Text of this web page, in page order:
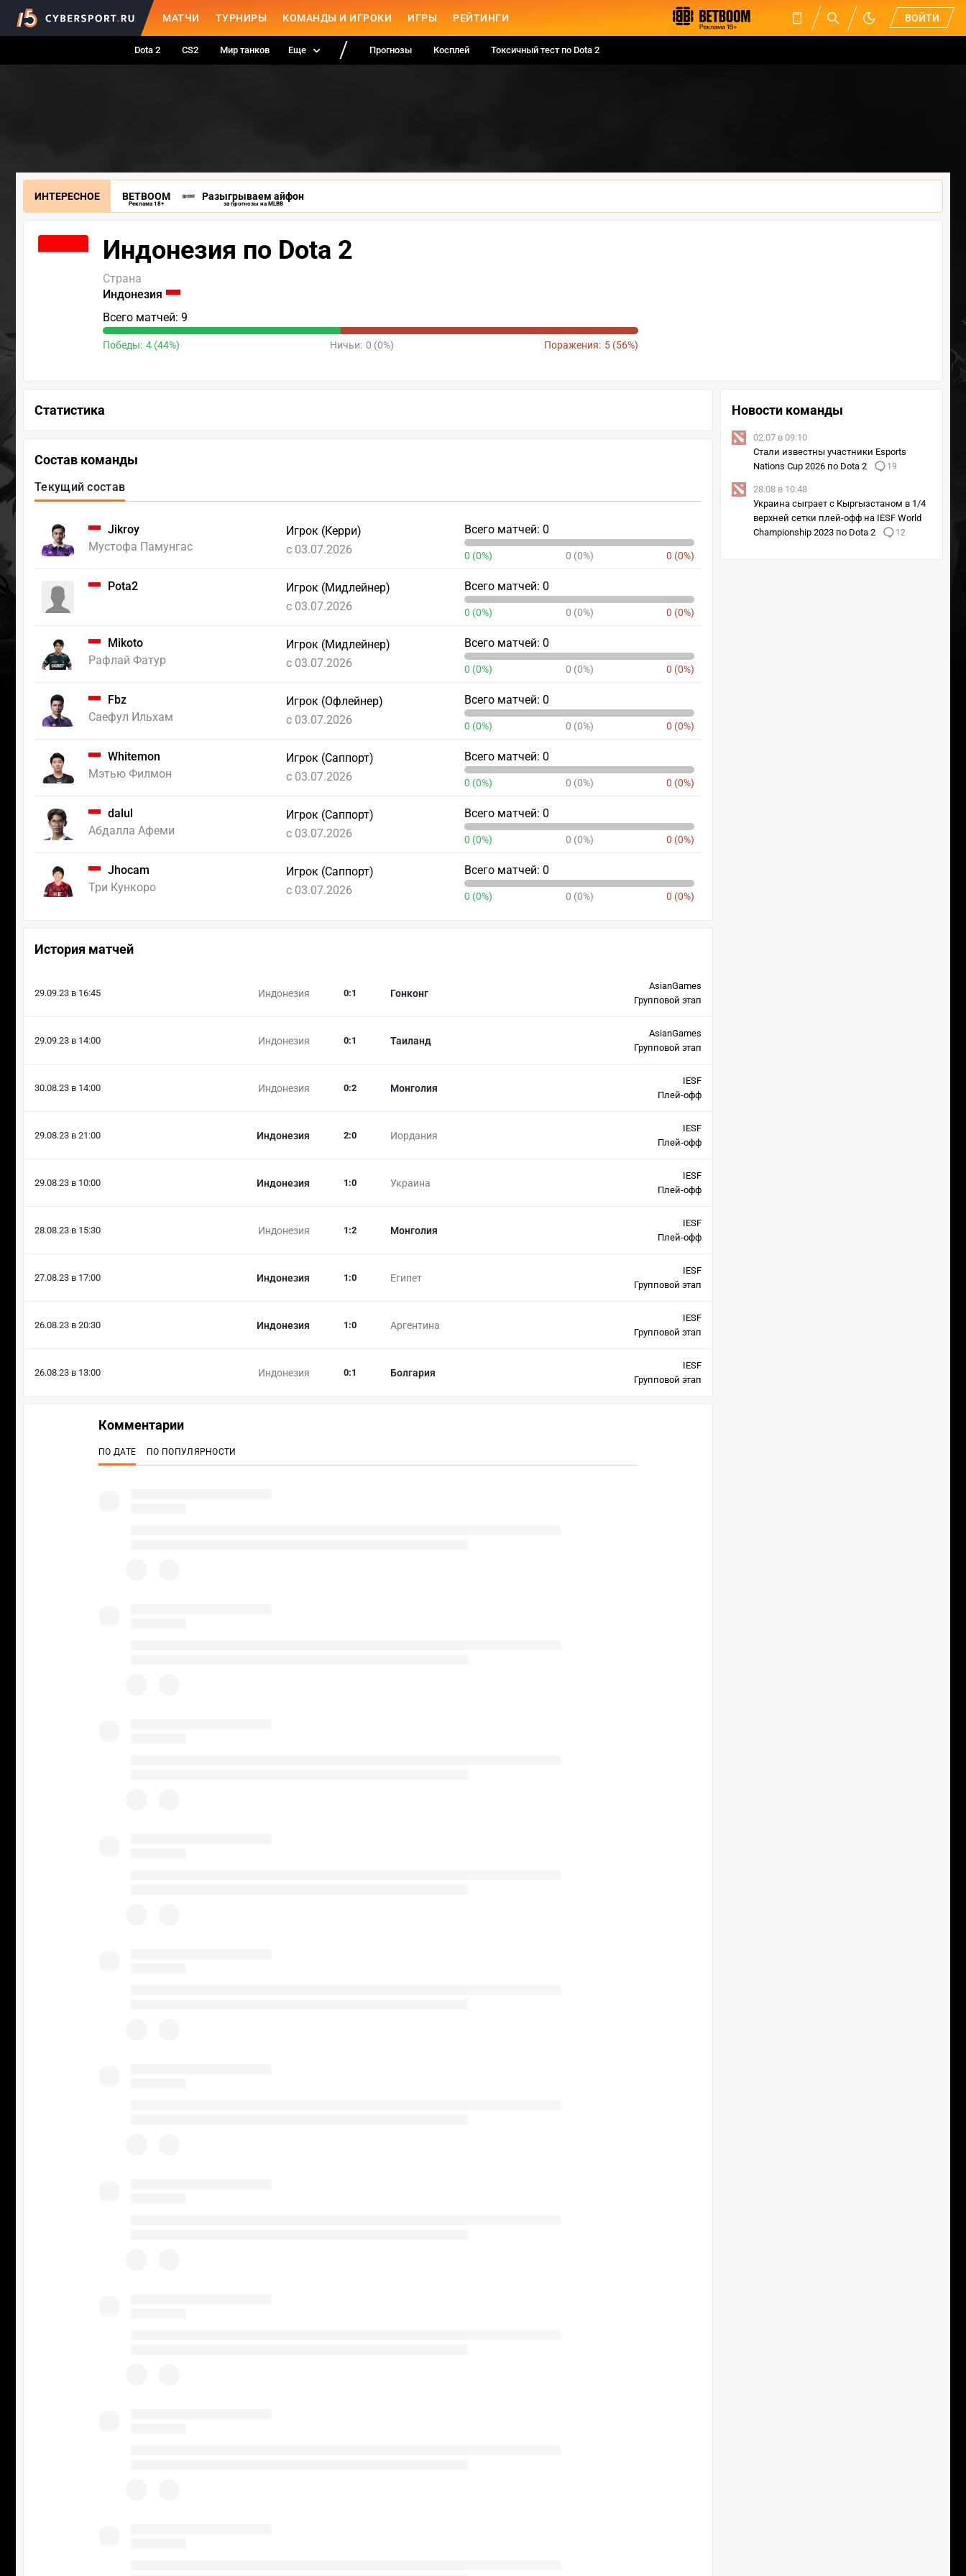
МАТЧИ ТУРНИРЫ КОМАНДЫ И ИГРОКИ ИГРЫ РЕЙТИНГИ ВОЙТИ
Dota 2 CS2 Мир танков Еще Прогнозы Косплей Токсичный тест по Dota 2
ИНТЕРЕСНОЕ BETBOOM
Реклама 18+
Разыгрываем айфон
за прогнозы на MLBB
Индонезия по Dota 2
Страна
Индонезия
Всего матчей: 9
Победы: 4 (44%) Ничьи: 0 (0%) Поражения: 5 (56%)
Статистика
Состав команды
Текущий состав
Jikroy
Мустофа Памунгас
Игрок (Керри)
c 03.07.2026
Всего матчей: 0
0 (0%) 0 (0%) 0 (0%)
Pota2
Игрок (Мидлейнер)
c 03.07.2026
Всего матчей: 0
0 (0%) 0 (0%) 0 (0%)
Mikoto
Рафлай Фатур
Игрок (Мидлейнер)
c 03.07.2026
Всего матчей: 0
0 (0%) 0 (0%) 0 (0%)
Fbz
Саефул Ильхам
Игрок (Офлейнер)
c 03.07.2026
Всего матчей: 0
0 (0%) 0 (0%) 0 (0%)
Whitemon
Мэтью Филмон
Игрок (Саппорт)
c 03.07.2026
Всего матчей: 0
0 (0%) 0 (0%) 0 (0%)
dalul
Абдалла Афеми
Игрок (Саппорт)
c 03.07.2026
Всего матчей: 0
0 (0%) 0 (0%) 0 (0%)
Jhocam
Три Кункоро
Игрок (Саппорт)
c 03.07.2026
Всего матчей: 0
0 (0%) 0 (0%) 0 (0%)
История матчей
29.09.23 в 16:45 Индонезия Гонконг
0:1
AsianGames
Групповой этап
29.09.23 в 14:00 Индонезия Таиланд
0:1
AsianGames
Групповой этап
30.08.23 в 14:00 Индонезия Монголия
0:2
IESF
Плей-офф
29.08.23 в 21:00 Индонезия Иордания
2:0
IESF
Плей-офф
29.08.23 в 10:00 Индонезия Украина
1 :0
IESF
Плей-офф
28.08.23 в 15:30 Индонезия Монголия
1 :2
IESF
Плей-офф
27.08.23 в 17:00 Индонезия Египет
1 :0
IESF
Групповой этап
26.08.23 в 20:30 Индонезия Аргентина
1 :0
IESF
Групповой этап
26.08.23 в 13:00 Индонезия Болгария
0:1
IESF
Групповой этап
Новости команды
02.07 в 09:10
Стали известны участники Esports
Nations Cup 2026 по Dota 2
19
28.08 в 10:48
Украина сыграет с Кыргызстаном в 1/4
верхней сетки плей-офф на IESF World
Championship 2023 по Dota 2
12
Комментарии
ПО ДАТЕ ПО ПОПУЛЯРНОСТИ